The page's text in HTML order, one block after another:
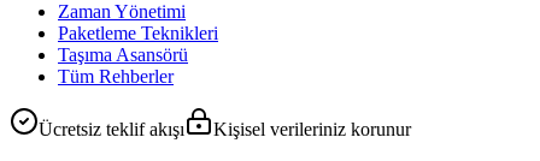
Zaman Yönetimi
Paketleme Teknikleri
Taşıma Asansörü
Tüm Rehberler
Ücretsiz teklif akışı Kişisel verileriniz korunur